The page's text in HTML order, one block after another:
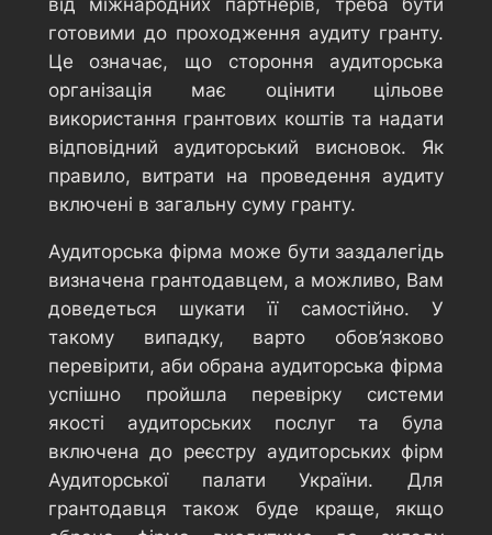
готовими до проходження аудиту гранту.
Це означає, що стороння аудиторська
організація має оцінити цільове
використання грантових коштів та надати
відповідний аудиторський висновок. Як
правило, витрати на проведення аудиту
включені в загальну суму гранту.
Аудиторська фірма може бути заздалегідь
визначена грантодавцем, а можливо, Вам
доведеться шукати її самостійно. У
такому випадку, варто обов’язково
перевірити, аби обрана аудиторська фірма
успішно пройшла перевірку системи
якості аудиторських послуг та була
включена до реєстру аудиторських фірм
Аудиторської палати України. Для
грантодавця також буде краще, якщо